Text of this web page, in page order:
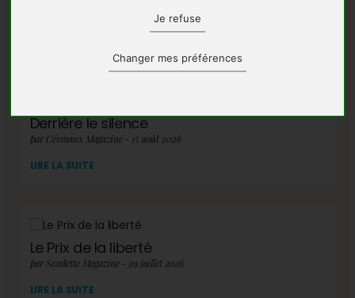
Je refuse
Changer mes préférences
A lire également
Derrière le silence
par Cévennes Magazine - 15 août 2026
LIRE LA SUITE
Le Prix de la liberté
par Scarlette Magazine - 29 juillet 2026
LIRE LA SUITE